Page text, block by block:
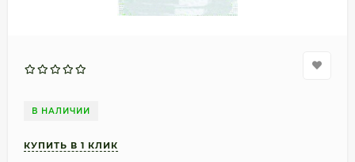
В НАЛИЧИИ